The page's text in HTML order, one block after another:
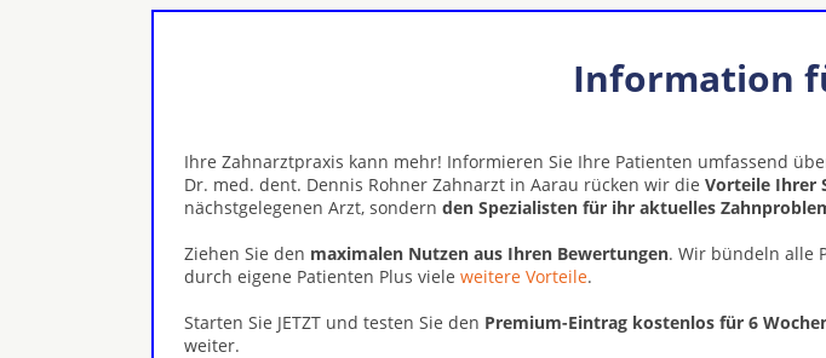
Information
Ihre Zahnarztpraxis kann mehr! Informieren Sie Ihre Patienten umfassend
Dr. med. dent. Dennis Rohner Zahnarzt in Aarau rücken wir die Vorteile Ihrer
nächstgelegenen Arzt, sondern den Spezialisten für ihr aktuelles
Ziehen Sie den maximalen Nutzen aus Ihren Bewertungen. Wir bündeln alle
durch eigene Patienten Plus viele weitere Vorteile.
Starten Sie JETZT und testen Sie den Premium-Eintrag kostenlos für 6
weiter.